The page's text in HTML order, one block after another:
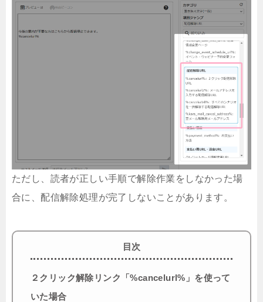
ただし、読者が正しい手順で解除作業をしなかった場
合に、配信解除処理が完了しないことがあります。
目次
２クリック解除リンク「%cancelurl%」を使って
いた場合